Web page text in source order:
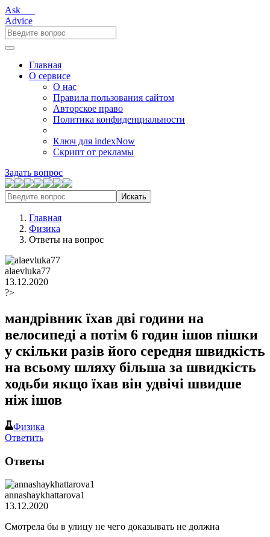
Ask___
Advice
Главная
О сервисе
О нас
Правила пользования сайтом
Авторское право
Политика конфиденциальности
Ключ для indexNow
Скрипт от рекламы
Задать вопрос
Искать
Главная
Физика
Ответы на вопрос
alaevluka77
13.12.2020
?>
мандрівник їхав дві години на
велосипеді а потім 6 годин ішов пішки
у скільки разів його середня швидкість
на всьому шляху більша за швидкість
ходьби якщо їхав він удвічі швидше
ніж ішов​
Физика
Ответить
Ответы
annashaykhattarova1
13.12.2020
Смотрела бы в улицу не чего доказывать не должна